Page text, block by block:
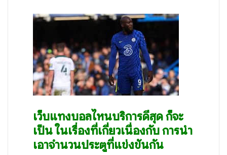
ทุก
ฟีเจอร์
ใน
ที่
เดียว
เว็บแทงบอลไหนบริการดีสุด ก็จะ
เป็น ในเรื่องที่เกี่ยวเนื่องกับ การนำ
เอาจำนวนประตูที่แข่งขันกัน